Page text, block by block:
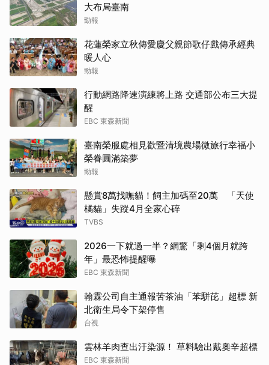
大布局臺南
勁報
花蓮榮家立秋傳愛慶父親節歌仔戲傳承經典
暖人心
勁報
行動網路降速演練將上路 交通部公布三大提
醒
EBC 東森新聞
臺南榮服處相見歡暨清境農場微旅行幸福小
榮眷圓滿築夢
勁報
懸賞8萬找嘸貓！飼主加碼至20萬 「天使
橘貓」失蹤4月全家心碎
TVBS
2026一下就過一半？網驚「剩4個月就跨
年」最恐怖提醒曝
EBC 東森新聞
翰霖公司自主通報苦茶油「苯駢芘」超標 新
北衛生局令下架停售
台視
雲林羊肉查出汙染源！ 草料驗出戴奧辛超標
EBC 東森新聞